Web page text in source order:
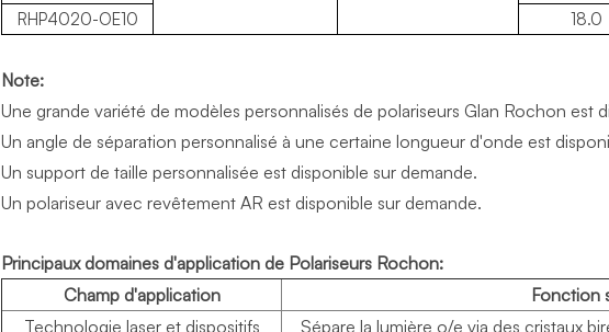
RHP4020-OE10
18.0
Note:
Une grande variété de modèles personnalisés de polariseurs Glan Rochon est
Un angle de séparation personnalisé à une certaine longueur d'onde est
Un support de taille personnalisée est disponible sur demande.
Un polariseur avec revêtement AR est disponible sur demande.
Principaux domaines d'application de Polariseurs Rochon:
Champ d'application
Fonction
Technologie laser et dispositifs
Sépare la lumière o/e via des cristaux